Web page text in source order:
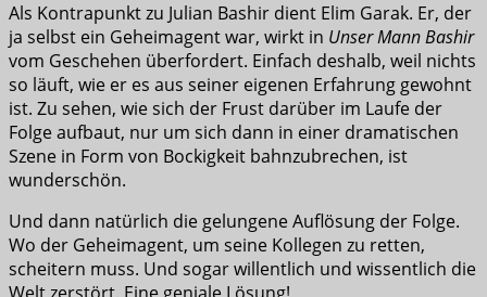
Als Kontrapunkt zu Julian Bashir dient Elim Garak. Er, der
ja selbst ein Geheimagent war, wirkt in Unser Mann Bashir
vom Geschehen überfordert. Einfach deshalb, weil nichts
so läuft, wie er es aus seiner eigenen Erfahrung gewohnt
ist. Zu sehen, wie sich der Frust darüber im Laufe der
Folge aufbaut, nur um sich dann in einer dramatischen
Szene in Form von Bockigkeit bahnzubrechen, ist
wunderschön.
Und dann natürlich die gelungene Auflösung der Folge.
Wo der Geheimagent, um seine Kollegen zu retten,
scheitern muss. Und sogar willentlich und wissentlich die